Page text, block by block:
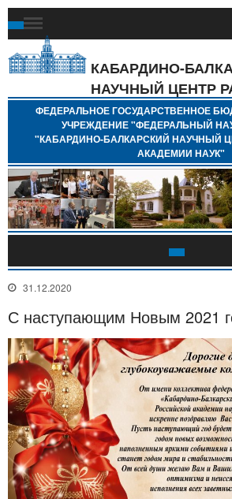
КАБАРДИНО-
НАУЧНЫЙ ЦЕНТР
ФЕДЕРАЛЬНОЕ ГОСУДАРСТВЕННОЕ
УЧРЕЖДЕНИЕ "ФЕДЕРАЛЬНЫЙ
"КАБАРДИНО-БАЛКАРСКИЙ НАУЧНЫЙ
АКАДЕМИИ НАУК"
31.12.2020
С наступающим Новым 2021